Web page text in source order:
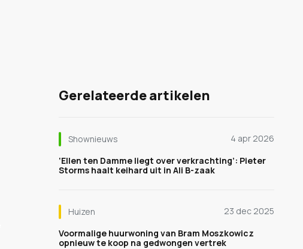
Gerelateerde artikelen
Shownieuws
4 apr 2026
‘Ellen ten Damme liegt over verkrachting’: Pieter
Storms haalt keihard uit in Ali B-zaak
Huizen
23 dec 2025
Voormalige huurwoning van Bram Moszkowicz
opnieuw te koop na gedwongen vertrek